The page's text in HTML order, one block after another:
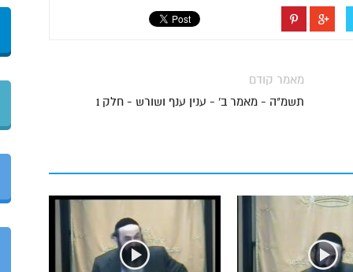
מאמר קודם
תשמ"ה - מאמר ב' - ענין ענף ושורש - חלק 1